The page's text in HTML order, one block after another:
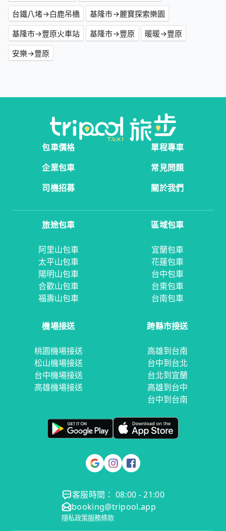
台鐵八堵→白鹿吊橋
基隆市→麗寶探索樂園
基隆市→豐原火車站
基隆市→豐原
暖暖→豐原
安樂→豐原
包車價格
單程專車
企業包車
常見問題
司機招募
關於我們
旅途包車
阿里山包車
太平山包車
陽明山包車
合歡山包車
福壽山包車
區域包車
宜蘭包車
花蓮包車
台中包車
台東包車
台南包車
機場接送
桃園機場接送
松山機場接送
台中機場接送
高雄機場接送
跨縣市接送
高雄到台南
台中到台北
台北到宜蘭
高雄到台中
台中到台南
客服時間： 08:00 - 21:00
booking@tripool.app
隱私政策服務條款